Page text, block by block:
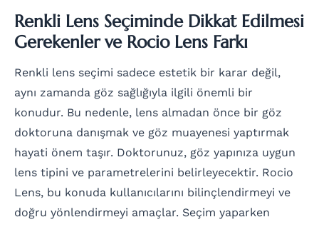
Renkli Lens Seçiminde Dikkat Edilmesi
Gerekenler ve Rocio Lens Farkı
Renkli lens seçimi sadece estetik bir karar değil,
aynı zamanda göz sağlığıyla ilgili önemli bir
konudur. Bu nedenle, lens almadan önce bir göz
doktoruna danışmak ve göz muayenesi yaptırmak
hayati önem taşır. Doktorunuz, göz yapınıza uygun
lens tipini ve parametrelerini belirleyecektir. Rocio
Lens, bu konuda kullanıcılarını bilinçlendirmeyi ve
doğru yönlendirmeyi amaçlar. Seçim yaparken